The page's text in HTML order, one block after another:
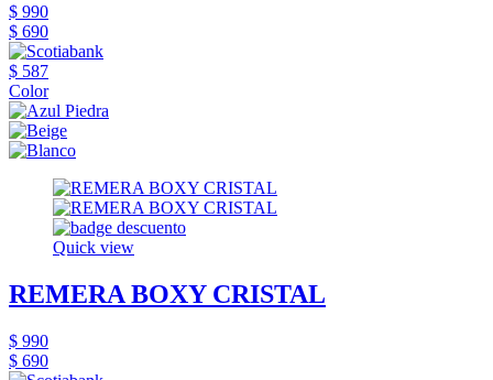
$ 990
$ 690
$ 587
Color
Quick view
REMERA BOXY CRISTAL
$ 990
$ 690